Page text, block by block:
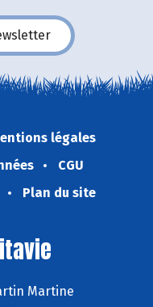
légales
CGU
Plan du site
Martine